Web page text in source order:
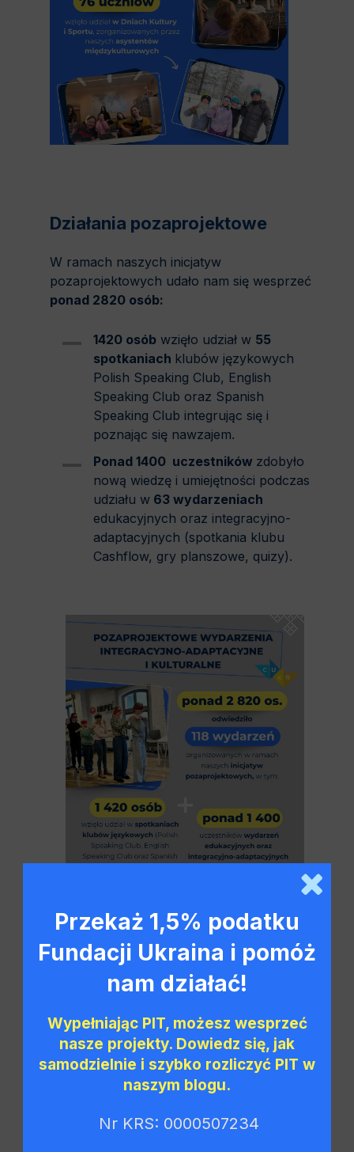
Działania pozaprojektowe
W ramach naszych inicjatyw
pozaprojektowych udało nam się wesprzeć
ponad 2820 osób:
1420 osób wzięło udział w 55
spotkaniach klubów językowych
Polish Speaking Club, English
Speaking Club oraz Spanish
Speaking Club integrując się i
poznając się nawzajem.
Ponad 1400 uczestników zdobyło
nową wiedzę i umiejętności podczas
udziału w 63 wydarzeniach
edukacyjnych oraz integracyjno-
adaptacyjnych (spotkania klubu
Cashflow, gry planszowe, quizy).
Działania rzecznicze
Od początku 2025 roku wzięliśmy udział w
18 wydarzeniach, kontynuując intensywną
działalność rzeczniczą. Uczestniczymy w
konferencjach, spotkaniach branżowych
jest promowanie integracji, wsparcie
Przekaż 1,5% podatku
Fundacji Ukraina i pomóż
nam działać!
Wypełniając PIT, możesz wesprzeć
nasze projekty. Dowiedz się, jak
samodzielnie i szybko rozliczyć PIT w
naszym blogu.
Nr KRS: 0000507234